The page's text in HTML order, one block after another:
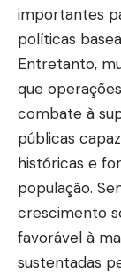
importantes
políticas
Entretanto,
que
combate à
públicas
históricas e
população.
crescimento
favorável à
sustentadas